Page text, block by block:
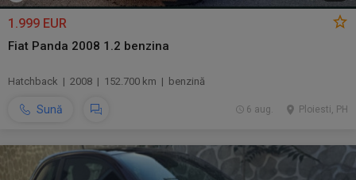
1.999 EUR
Fiat Panda 2008 1.2 benzina
Hatchback | 2008 | 152.700 km | benzină
Sună Ploiesti, PH
6 aug.